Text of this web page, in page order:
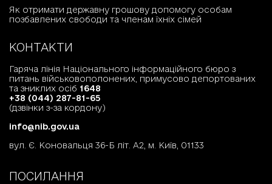
Як отримати державну грошову допомогу особам
позбавлених свободи та членам їхніх сімей
КОНТАКТИ
Гаряча лінія Національного інформаційного бюро з
питань військовополонених, примусово депортованих
та зниклих осіб 1648
+38 (044) 287-81-65
(дзвінки з-за кордону)
info@nib.gov.ua
вул. Є. Коновальця 36-Б літ. А2, м. Київ, 01133
ПОСИЛАННЯ